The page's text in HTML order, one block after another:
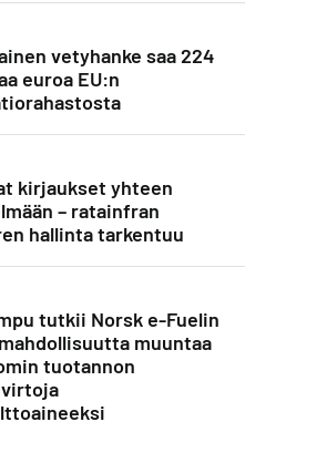
vetyhanke saa 224
euroa EU:n
kirjaukset yhteen
– ratainfran
hallinta tarkentuu
tutkii Norsk e-Fuelin
muuntaa
tuotannon